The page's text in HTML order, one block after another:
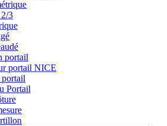
3
portail
portail NICE
portail
Portail